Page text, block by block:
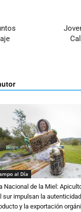
al Día
Nacional de la Miel:
sur impulsan la
y la exportación